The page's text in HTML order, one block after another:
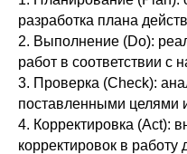
разработка плана
2. Выполнение (Do):
работ в соответствии с
3. Проверка (Check):
поставленными целями
4. Корректировка (Act):
корректировок в